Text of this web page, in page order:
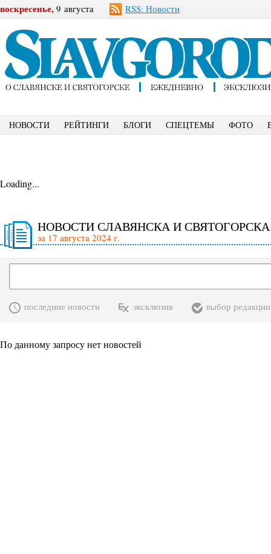
воскресенье, 9 августа RSS: Новости
НОВОСТИ РЕЙТИНГИ БЛОГИ СПЕЦТЕМЫ ФОТО
Loading...
НОВОСТИ СЛАВЯНСКА И
за 17 августа 2024 г.
последние новости эксклюзив выбор редакции
По данному запросу нет новостей